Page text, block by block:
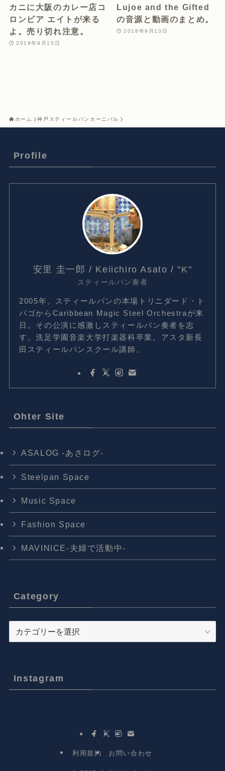
カニに大阪のカレー店コ
ロンビア エイトが来る
よ。売り切れ注意。
2018年9月15日
Lujoe and the Gifted
の音源と動画のまとめ。
2018年9月13日
ホーム 神戸スティールパンカーニバル
Profile
安里 圭一郎 / Keiichiro Asato / "K"
スティールパン奏者
2005年、スティールパンの本場トリニダード・ト
バゴからCaribbean Magic Steel Orchestraが来
日。その公演に感激しスティールパン奏者を志
す。洗足学園音楽大学打楽器科卒業。アスタ新長
田スティールパンスクール講師。
Ohter Site
ASALOG -あさログ-
Steelpan Space
Music Space
Fashion Space
MAVINICE-夫婦で活動中-
Category
Category
Instagram
利用規約 お問い合わせ